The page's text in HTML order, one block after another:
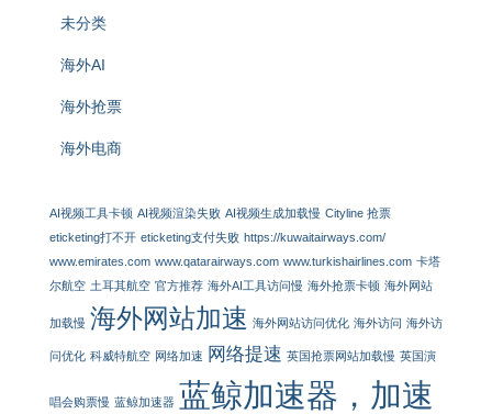
未分类
海外AI
海外抢票
海外电商
AI视频工具卡顿 AI视频渲染失败 AI视频生成加载慢 Cityline 抢票
eticketing打不开 eticketing支付失败 https://kuwaitairways.com/
www.emirates.com www.qatarairways.com www.turkishairlines.com 卡塔
尔航空 土耳其航空 官方推荐 海外AI工具访问慢 海外抢票卡顿 海外网站
加载慢 海外网站加速 海外网站访问优化 海外访问 海外访
问优化 科威特航空 网络加速 网络提速 英国抢票网站加载慢 英国演
唱会购票慢 蓝鲸加速器 蓝鲸加速器，加速